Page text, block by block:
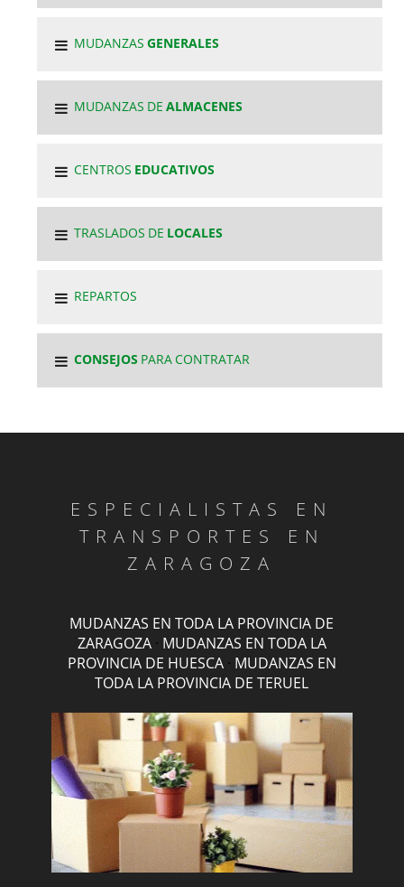
MUDANZASGENERALES
MUDANZAS DEALMACENES
CENTROS EDUCATIVOS
TRASLADOS DE LOCALES
REPARTOS
CONSEJOS PARA CONTRATAR
ESPECIALISTAS EN
TRANSPORTES EN
ZARAGOZA
MUDANZAS EN TODA LA PROVINCIA DE
ZARAGOZA· MUDANZAS EN TODA LA
PROVINCIA DE HUESCA· MUDANZAS EN
TODA LA PROVINCIA DE TERUEL